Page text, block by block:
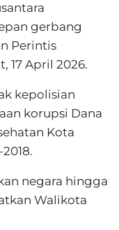
gerbang
Perintis
17 April 2026.
kepolisian
korupsi Dana
Kota
negara hingga
Walikota